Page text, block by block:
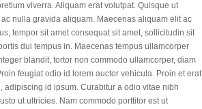
viverra. Aliquam erat volutpat. Quisque ut
nulla gravida aliquam. Maecenas aliquam elit ac
tempor sit amet consequat sit amet, sollicitudin sit
dui tempus in. Maecenas tempus ullamcorper
blandit, tortor non commodo ullamcorper, diam
feugiat odio id lorem auctor vehicula. Proin et erat
adipiscing id ipsum. Curabitur a odio vitae nibh
ut ultricies. Nam commodo porttitor est ut